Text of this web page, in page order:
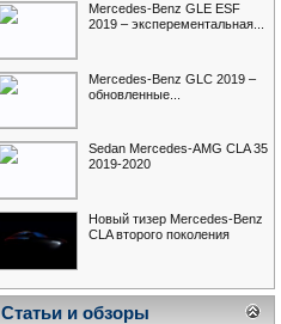
Mercedes-Benz GLE ESF
2019 – эксперементальная...
Mercedes-Benz GLC 2019 –
обновленные...
Sedan Mercedes-AMG CLA 35
2019-2020
Новый тизер Mercedes-Benz
CLA второго поколения
Статьи и обзоры